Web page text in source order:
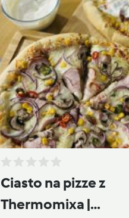
Ciasto na pizze z
Thermomixa |